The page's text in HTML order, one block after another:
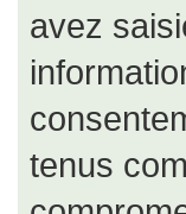
avez
tenus